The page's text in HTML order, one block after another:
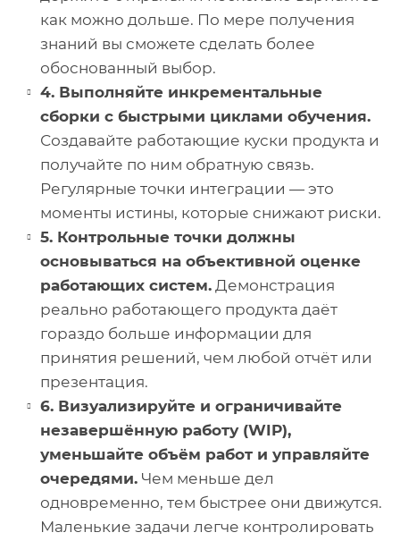
как можно дольше. По мере получения
знаний вы сможете сделать более
обоснованный выбор.
4. Выполняйте инкрементальные
сборки с быстрыми циклами обучения.
Создавайте работающие куски продукта и
получайте по ним обратную связь.
Регулярные точки интеграции — это
моменты истины, которые снижают риски.
5. Контрольные точки должны
основываться на объективной оценке
работающих систем. Демонстрация
реально работающего продукта даёт
гораздо больше информации для
принятия решений, чем любой отчёт или
презентация.
6. Визуализируйте и ограничивайте
незавершённую работу (WIP),
уменьшайте объём работ и управляйте
очередями. Чем меньше дел
одновременно, тем быстрее они движутся.
Маленькие задачи легче контролировать